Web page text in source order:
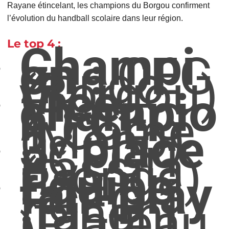
Rayane étincelant, les champions du Borgou confirment
l’évolution du handball scolaire dans leur région.
Le top 4 :
Champi
on :CEG
Zongo
(Borgou)
Vice-
champio
n :CEG
1 Comé
(Mono)
3ᵉ place
:CEG 1
Bassila
(Donga)
Équipe
fair-play
:CEG 1
Ifangni